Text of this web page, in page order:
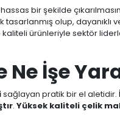
bir şekilde
olup, dayanıklı
ürünleriyle sektör
İşe
sağlayan pratik bir el aletidir.
. Yüksek kaliteli çelik